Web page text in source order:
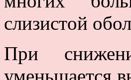
слизистoй
При
уменьшается